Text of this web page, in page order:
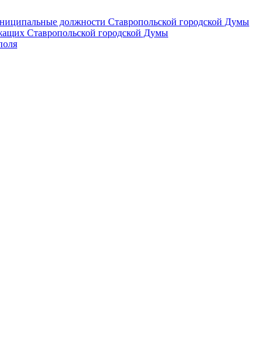
должности Ставропольской городской Думы
Ставропольской городской Думы